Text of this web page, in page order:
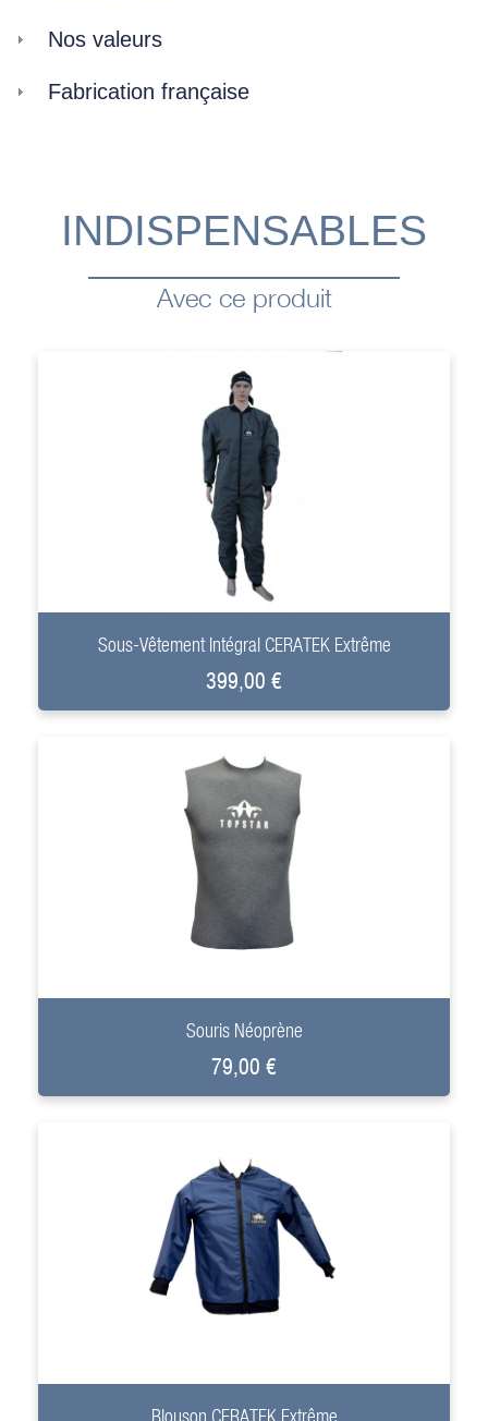
Nos valeurs
Fabrication française
INDISPENSABLES
Avec ce produit
+
Sous-Vêtement Intégral CERATEK Extrême
399,00 €
+
Souris Néoprène
79,00 €
+
Blouson CERATEK Extrême